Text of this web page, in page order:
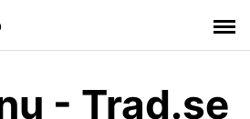
- Trad.se